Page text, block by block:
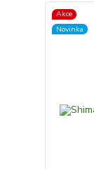
Akce
Novinka